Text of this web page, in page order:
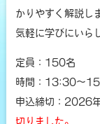
かりやすく解説し
気軽に学びにいら
定員：150名
時間：13:30～
申込締切：2026
切りました。